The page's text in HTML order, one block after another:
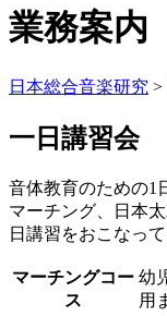
業務案内
日本総合音楽研究 >
一日講習会
音体教育のための1
マーチング、日本
日講習をおこなって
マーチングコー
ス
幼
用